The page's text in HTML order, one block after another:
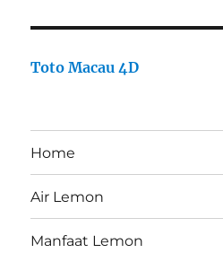
Toto Macau 4D
Home
Air Lemon
Manfaat Lemon